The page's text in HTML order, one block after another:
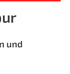
und